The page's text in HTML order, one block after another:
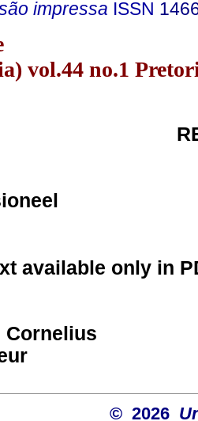
impressa ISSN
vol.44 no.1
available only in
Cornelius
© 2026